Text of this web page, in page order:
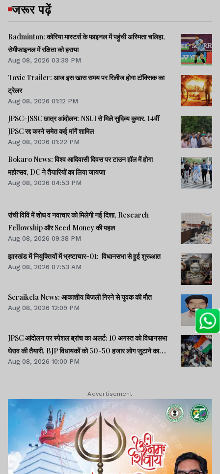
जरूर पढ़ें
Badminton: कोरिया मास्टर्स के फाइनल में पहुंची अस्मिता चलिहा,
सेमीफाइनल में रक्षिता को हराया
Aug 08, 2026 03:39 PM
Toxic Trailer: आज इस खास समय पर रिलीज होगा टॉक्सिक का
ट्रेलर
Aug 08, 2026 01:12 PM
JPSC-JSSC छात्र आंदोलन: NSUI से मिले सुदिव्य कुमार, 14वीं
JPSC रद्द करने समेत कई मांगें शामिल
Aug 08, 2026 01:22 PM
Bokaro News: विश्व आदिवासी दिवस पर टाउन हॉल में होगा
महोत्सव, DC ने तैयारियों का लिया जायजा
Aug 08, 2026 04:53 PM
रांची विवि में शोध व नवाचार को मिलेगी नई दिशा, Research
Fellowship और Seed Money की पहल
Aug 08, 2026 09:38 PM
झारखंड में नियुक्तियों में भ्रष्टाचार-01: विधानसभा से हुई शुरूआत
Aug 08, 2026 07:53 AM
Seraikela News: आकाशीय बिजली गिरने से युवक की मौत
Aug 08, 2026 12:09 PM
JPSC आंदोलन पर स्पेशल ब्रांच का अलर्ट: 10 अगस्त को विधानसभा
घेराव की तैयारी, BJP विधायकों को 50-50 हजार लोग जुटाने का
टास्क
Aug 08, 2026 10:00 PM
Advertisement